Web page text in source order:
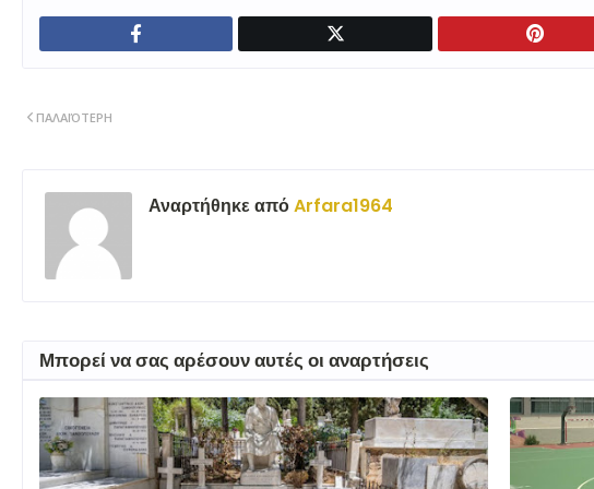
ΠΑΛΑΙΌΤΕΡΗ
Αναρτήθηκε απόArfara1964
Μπορεί να σας αρέσουν αυτές οι αναρτήσεις